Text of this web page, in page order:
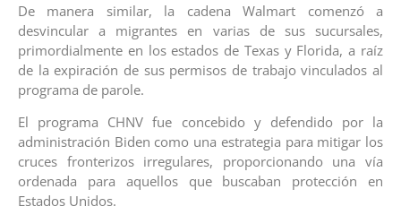
De manera similar, la cadena Walmart comenzó a
desvincular a migrantes en varias de sus sucursales,
primordialmente en los estados de Texas y Florida, a raíz
de la expiración de sus permisos de trabajo vinculados al
programa de parole.
El programa CHNV fue concebido y defendido por la
administración Biden como una estrategia para mitigar los
cruces fronterizos irregulares, proporcionando una vía
ordenada para aquellos que buscaban protección en
Estados Unidos.